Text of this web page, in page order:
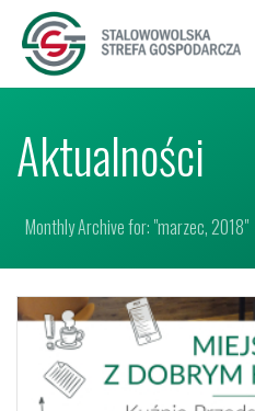
Aktualności
Monthly Archive for: "marzec, 2018"